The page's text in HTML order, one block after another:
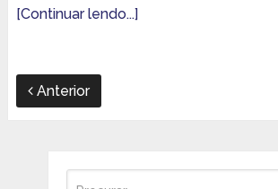
[Continuar lendo...]
Anterior